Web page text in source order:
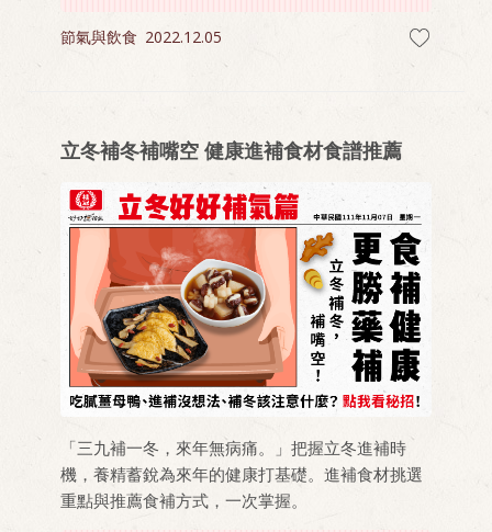
節氣與飲食 2022.12.05
立冬補冬補嘴空 健康進補食材食譜推薦
「三九補一冬，來年無病痛。」把握立冬進補時
機，養精蓄銳為來年的健康打基礎。進補食材挑選
重點與推薦食補方式，一次掌握。